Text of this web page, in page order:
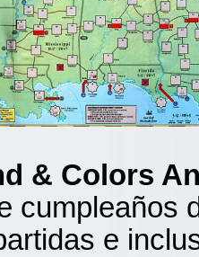
& Colors
cumpleaños
e